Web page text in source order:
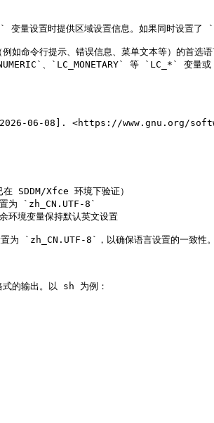
量设置时提供区域设置信息。如果同时设置
命令行提示、错误信息、菜单文本等）的首
、`LC_MONETARY` 等 `LC_*` 变量
06-08]. <https://www.gnu.org/
SDDM/Xfce 环境下验证）
置为 `zh_CN.UTF-8`
环境变量保持默认英文设置
为 `zh_CN.UTF-8`，以确保语言设置的一致性。
式的输出。以 sh 为例：